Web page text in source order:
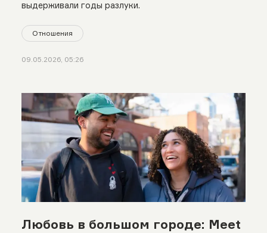
выдерживали годы разлуки.
Отношения
09.05.2026, 05:26
Любовь в большом городе: Meet